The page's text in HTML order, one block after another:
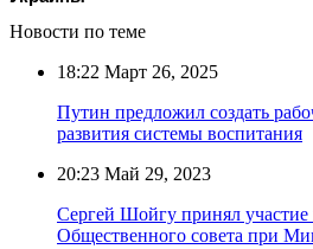
Новости по теме
18:22 Март 26, 2025
Путин предложил создать
развития системы воспитания
20:23 Май 29, 2023
Сергей Шойгу принял участие
Общественного совета при